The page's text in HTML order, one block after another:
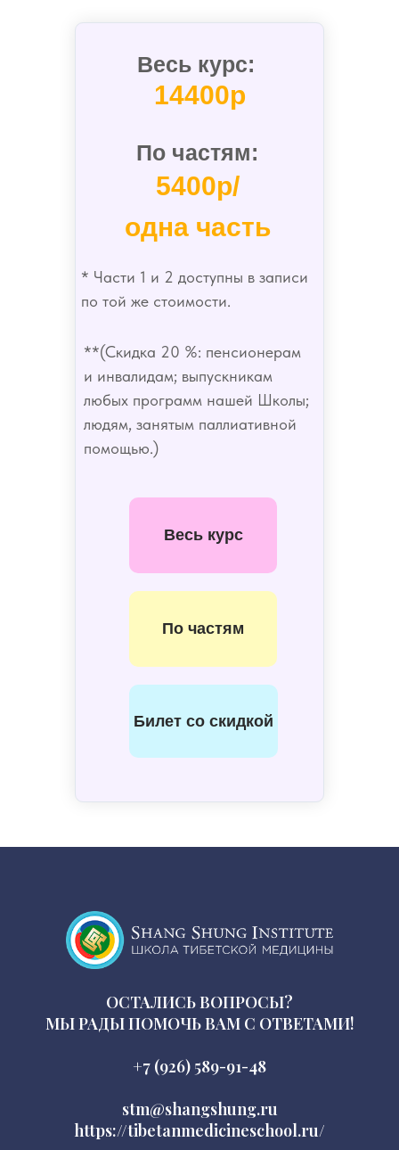
14400р
Весь курс
По частям
Весь курс:
По частям:
5400р/
одна часть
**(Скидка 20 %: пенсионерам
и инвалидам; выпускникам
любых программ нашей Школы;
людям, занятым паллиативной
помощью.)
* Части 1 и 2 доступны в записи
по той же стоимости.
Билет со скидкой
ОСТАЛИСЬ ВОПРОСЫ?
МЫ РАДЫ ПОМОЧЬ ВАМ С ОТВЕТАМИ!
+7 (926) 589-91-48
stm@shangshung.ru
https://tibetanmedicineschool.ru/